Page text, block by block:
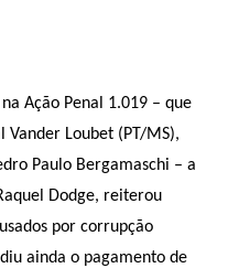
Ação Penal 1.019 – que
Loubet (PT/MS),
Paulo Bergamaschi – a
Dodge, reiterou
por corrupção
ainda o pagamento de